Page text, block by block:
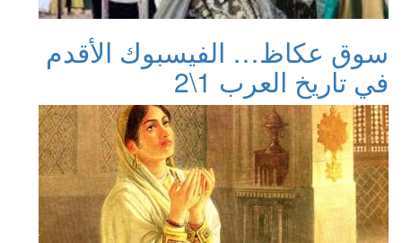
سوق عكاظ… الفيسبوك الأقدم
في تاريخ العرب 1\2